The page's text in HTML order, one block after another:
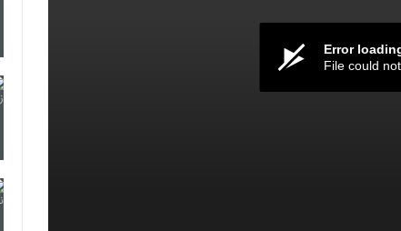
Error
File could